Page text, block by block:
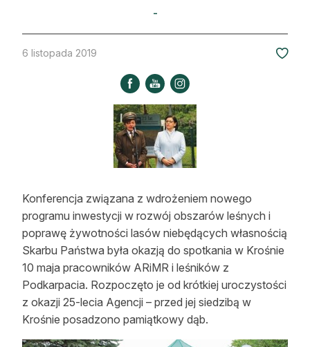
Nowe technologie
Kultura i historia
Strefa eksperta
Leśnik na zakupach
Z zagranicy
Edukacja
Lasy prywatne
O nas
-
6 listopada 2019
Konferencja związana z wdrożeniem nowego
programu inwestycji w rozwój obszarów leśnych i
poprawę żywotności lasów niebędących własnością
Skarbu Państwa była okazją do spotkania w Krośnie
10 maja pracowników ARiMR i leśników z
Podkarpacia. Rozpoczęto je od krótkiej uroczystości
z okazji 25-lecia Agencji – przed jej siedzibą w
Krośnie posadzono pamiątkowy dąb.